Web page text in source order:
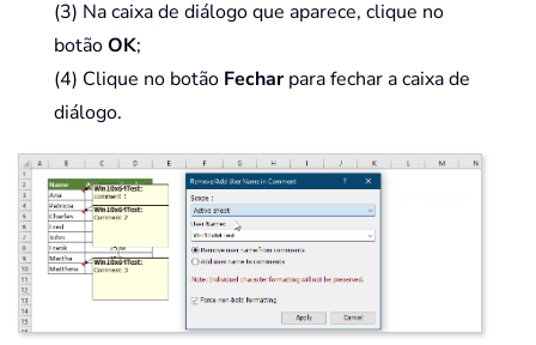
(3) Na caixa de diálogo que aparece, clique no
botãoOK;
(4) Clique no botão Fecharpara fechar a caixa de
diálogo.